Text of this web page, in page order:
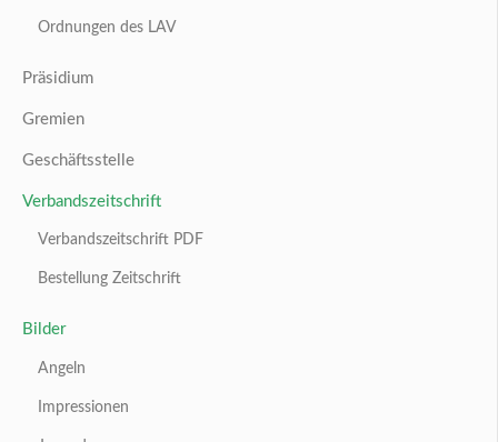
Ordnungen des LAV
Präsidium
Gremien
Geschäftsstelle
Verbandszeitschrift
Verbandszeitschrift PDF
Bestellung Zeitschrift
Bilder
Angeln
Impressionen